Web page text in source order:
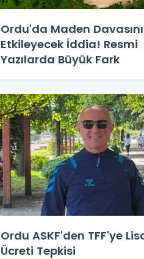
Ordu'da Maden Davasını
Etkileyecek İddia! Resmi
Yazılarda Büyük Fark
Ordu ASKF'den TFF'ye
Ücreti Tepkisi